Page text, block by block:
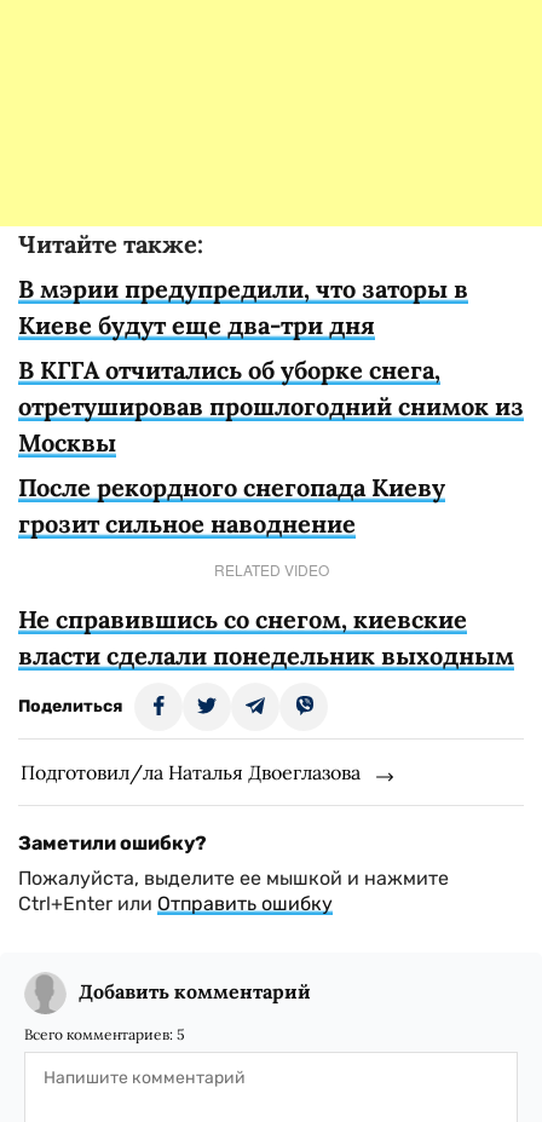
Читайте также:
В мэрии предупредили, что заторы в
Киеве будут еще два-три дня
В КГГА отчитались об уборке снега,
отретушировав прошлогодний снимок из
Москвы
После рекордного снегопада Киеву
грозит сильное наводнение
RELATED VIDEO
Не справившись со снегом, киевские
власти сделали понедельник выходным
Поделиться
Подготовил/ла Наталья Двоеглазова
Заметили ошибку?
Пожалуйста, выделите ее мышкой и нажмите
Ctrl+Enter или Отправить ошибку
Добавить комментарий
Всего комментариев: 5